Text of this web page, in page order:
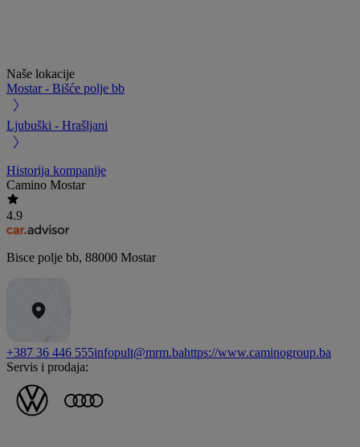
Naše lokacije
Mostar - Bišće polje bb
Ljubuški - Hrašljani
Historija kompanije
Camino Mostar
4.9
Bisce polje bb, 88000 Mostar
+387 36 446 555infopult@mrm.bahttps://www.caminogroup.ba
Servis i prodaja: